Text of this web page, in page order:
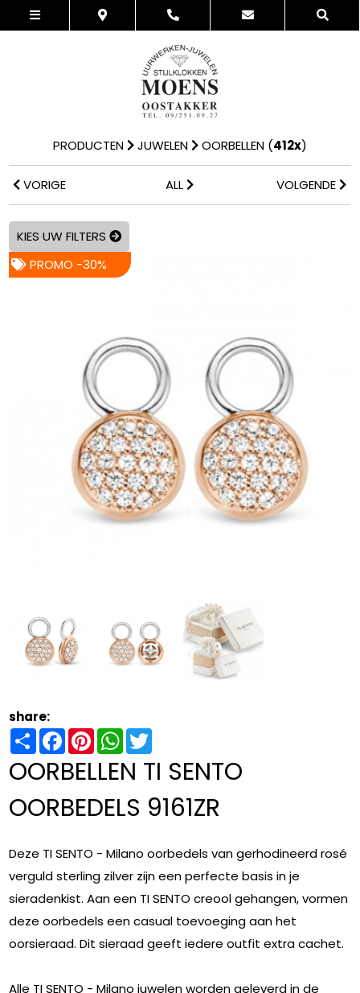
PRODUCTEN JUWELEN OORBELLEN (412x)
VORIGE ALL VOLGENDE
KIES UW FILTERS
PROMO -30%
share:
ShareFacebookPinterestWhatsApp
OORBELLEN TI SENTO
OORBEDELS 9161ZR
Deze TI SENTO - Milano oorbedels van gerhodineerd rosé
verguld sterling zilver zijn een perfecte basis in je
sieradenkist. Aan een TI SENTO creool gehangen, vormen
deze oorbedels een casual toevoeging aan het
oorsieraad. Dit sieraad geeft iedere outfit extra cachet.
Alle TI SENTO - Milano juwelen worden geleverd in de